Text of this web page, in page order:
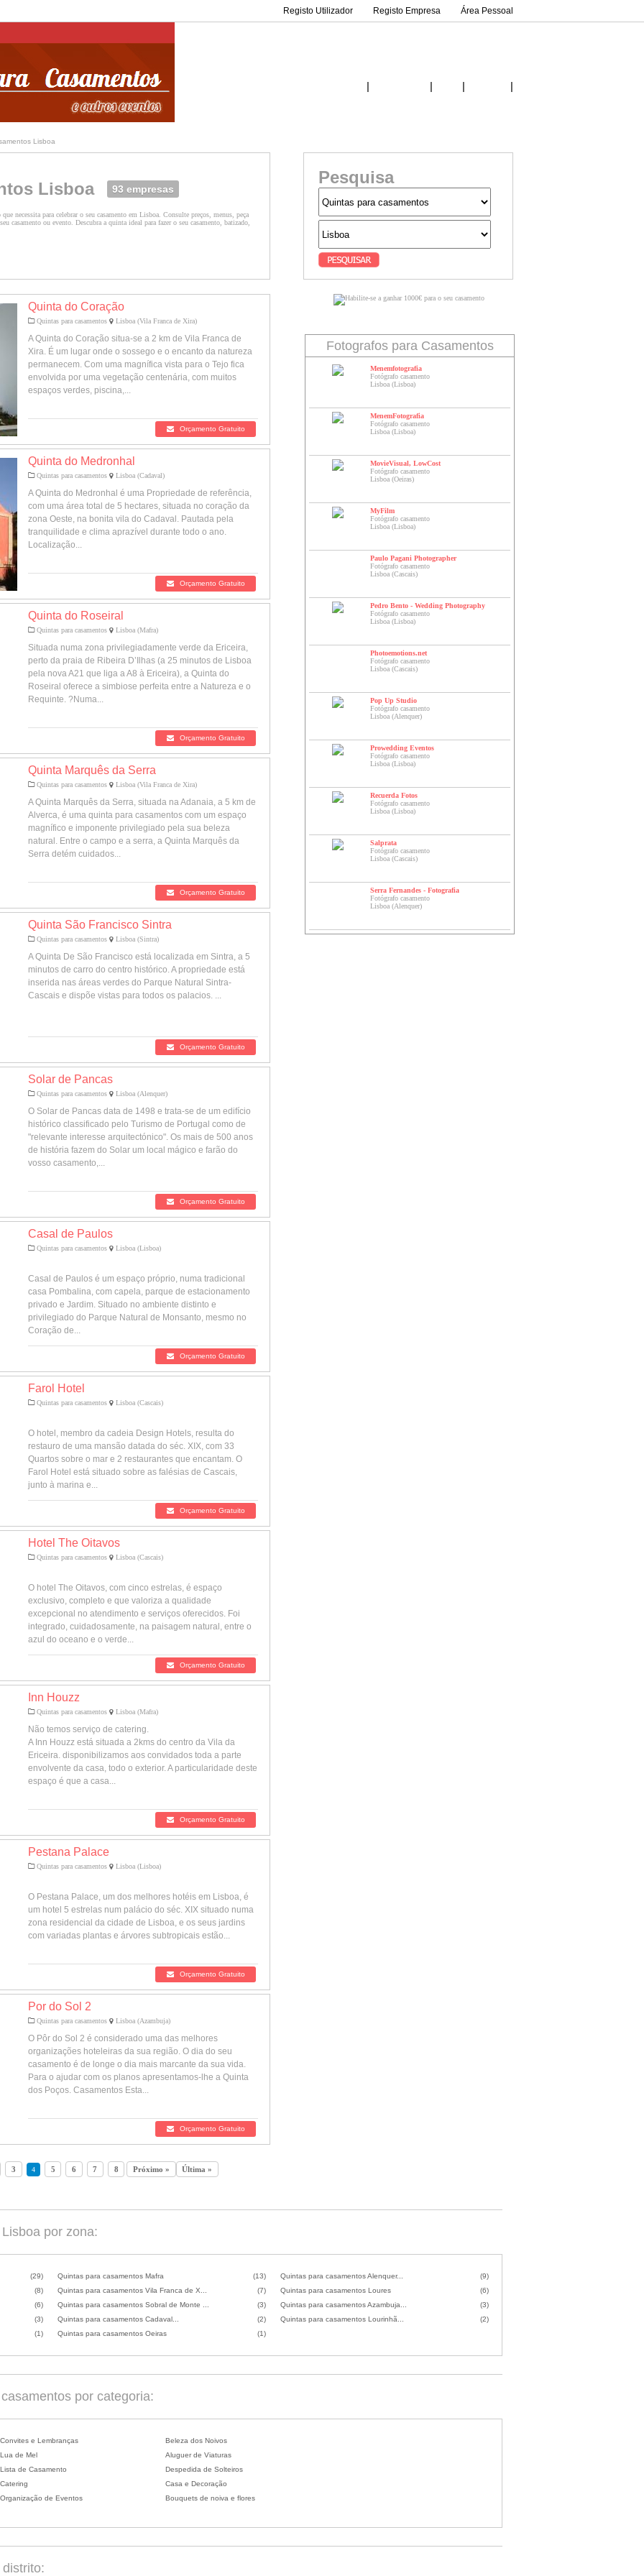
Área Pessoal
Registo Empresa
Registo Utilizador
| | | |
Lisboa
Lisboa 93 empresas
necessita para celebrar o seu casamento em Lisboa. Consulte preços, menus, peça
casamento ou evento. Descubra a quinta ideal para fazer o seu casamento, batizado,
Pesquisa
Quinta do Coração
Quintas para casamentos Lisboa (Vila Franca de Xira)
A Quinta do Coração situa-se a 2 km de Vila Franca de
Xira. É um lugar onde o sossego e o encanto da natureza
permanecem. Com uma magnífica vista para o Tejo fica
envolvida por uma vegetação centenária, com muitos
espaços verdes, piscina,...
Orçamento Gratuito
Quinta do Medronhal
Quintas para casamentos Lisboa (Cadaval)
A Quinta do Medronhal é uma Propriedade de referência,
com uma área total de 5 hectares, situada no coração da
zona Oeste, na bonita vila do Cadaval. Pautada pela
tranquilidade e clima aprazível durante todo o ano.
Localização...
Orçamento Gratuito
Quinta do Roseiral
Quintas para casamentos Lisboa (Mafra)
Situada numa zona privilegiadamente verde da Ericeira,
perto da praia de Ribeira D’Ilhas (a 25 minutos de Lisboa
pela nova A21 que liga a A8 à Ericeira), a Quinta do
Roseiral oferece a simbiose perfeita entre a Natureza e o
Requinte. ?Numa...
Orçamento Gratuito
Quinta Marquês da Serra
Quintas para casamentos Lisboa (Vila Franca de Xira)
A Quinta Marquês da Serra, situada na Adanaia, a 5 km de
Alverca, é uma quinta para casamentos com um espaço
magnífico e imponente privilegiado pela sua beleza
natural. Entre o campo e a serra, a Quinta Marquês da
Serra detém cuidados...
Orçamento Gratuito
Quinta São Francisco Sintra
Quintas para casamentos Lisboa (Sintra)
A Quinta De São Francisco está localizada em Sintra, a 5
minutos de carro do centro histórico. A propriedade está
inserida nas áreas verdes do Parque Natural Sintra-
Cascais e dispõe vistas para todos os palacios. ...
Orçamento Gratuito
Solar de Pancas
Quintas para casamentos Lisboa (Alenquer)
O Solar de Pancas data de 1498 e trata-se de um edifício
histórico classificado pelo Turismo de Portugal como de
"relevante interesse arquitectónico". Os mais de 500 anos
de história fazem do Solar um local mágico e farão do
vosso casamento,...
Orçamento Gratuito
Casal de Paulos
Quintas para casamentos Lisboa (Lisboa)
Casal de Paulos é um espaço próprio, numa tradicional
casa Pombalina, com capela, parque de estacionamento
privado e Jardim. Situado no ambiente distinto e
privilegiado do Parque Natural de Monsanto, mesmo no
Coração de...
Orçamento Gratuito
Farol Hotel
Quintas para casamentos Lisboa (Cascais)
O hotel, membro da cadeia Design Hotels, resulta do
restauro de uma mansão datada do séc. XIX, com 33
Quartos sobre o mar e 2 restaurantes que encantam. O
Farol Hotel está situado sobre as falésias de Cascais,
junto à marina e...
Orçamento Gratuito
Hotel The Oitavos
Quintas para casamentos Lisboa (Cascais)
O hotel The Oitavos, com cinco estrelas, é espaço
exclusivo, completo e que valoriza a qualidade
excepcional no atendimento e serviços oferecidos. Foi
integrado, cuidadosamente, na paisagem natural, entre o
azul do oceano e o verde...
Orçamento Gratuito
Inn Houzz
Quintas para casamentos Lisboa (Mafra)
Não temos serviço de catering.
A Inn Houzz está situada a 2kms do centro da Vila da
Ericeira. disponibilizamos aos convidados toda a parte
envolvente da casa, todo o exterior. A particularidade deste
espaço é que a casa...
Orçamento Gratuito
Pestana Palace
Quintas para casamentos Lisboa (Lisboa)
O Pestana Palace, um dos melhores hotéis em Lisboa, é
um hotel 5 estrelas num palácio do séc. XIX situado numa
zona residencial da cidade de Lisboa, e os seus jardins
com variadas plantas e árvores subtropicais estão...
Orçamento Gratuito
Por do Sol 2
Quintas para casamentos Lisboa (Azambuja)
O Pôr do Sol 2 é considerado uma das melhores
organizações hoteleiras da sua região. O dia do seu
casamento é de longe o dia mais marcante da sua vida.
Para o ajudar com os planos apresentamos-lhe a Quinta
dos Poços. Casamentos Esta...
Orçamento Gratuito
Fotografos para Casamentos
Menemfotografia
Fotógrafo casamento
Lisboa (Lisboa)
MenemFotografia
Fotógrafo casamento
Lisboa (Lisboa)
MovieVisual, LowCost
Fotógrafo casamento
Lisboa (Oeiras)
MyFilm
Fotógrafo casamento
Lisboa (Lisboa)
Paulo Pagani Photographer
Fotógrafo casamento
Lisboa (Cascais)
Pedro Bento - Wedding Photography
Fotógrafo casamento
Lisboa (Lisboa)
Photoemotions.net
Fotógrafo casamento
Lisboa (Cascais)
Pop Up Studio
Fotógrafo casamento
Lisboa (Alenquer)
Prowedding Eventos
Fotógrafo casamento
Lisboa (Lisboa)
Recuerda Fotos
Fotógrafo casamento
Lisboa (Lisboa)
Salprata
Fotógrafo casamento
Lisboa (Cascais)
Serra Fernandes - Fotografia
Fotógrafo casamento
Lisboa (Alenquer)
3 4 5 6 7 8 Próximo » Última »
por zona:
(29) Quintas para casamentos Mafra (13) Quintas para casamentos Alenquer...
(9)
(8)
Quintas para casamentos Vila Franca de X... (7) Quintas para casamentos Loures
(6)
(6)
Quintas para casamentos Sobral de Monte ... (3) Quintas para casamentos Azambuja...
(3)
(3)
Quintas para casamentos Cadaval... (2) Quintas para casamentos Lourinhã...
(2)
(1)
Quintas para casamentos Oeiras (1)
por categoria:
Convites e Lembranças
Lua de Mel
Lista de Casamento
Catering
Organização de Eventos
Beleza dos Noivos
Aluguer de Viaturas
Despedida de Solteiros
Casa e Decoração
Bouquets de noiva e flores